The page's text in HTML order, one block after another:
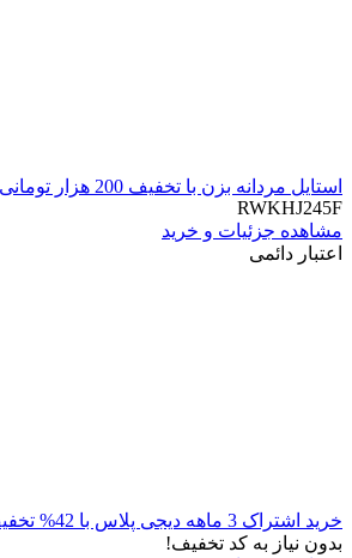
استایل مردانه بزن با تخفیف 200 هزار تومانی دیجی استایل
RWKHJ245F
مشاهده جزئیات و خرید
اعتبار دائمی
خرید اشتراک 3 ماهه دیجی پلاس با 42% تخفیف
بدون نیاز به کد تخفیف!